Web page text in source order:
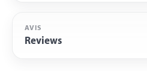
AVIS
Reviews